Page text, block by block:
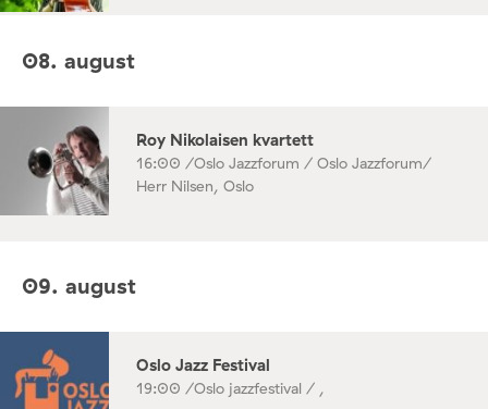
08. august
Roy Nikolaisen kvartett
16:00 /Oslo Jazzforum / Oslo Jazzforum/
Herr Nilsen, Oslo
09. august
Oslo Jazz Festival
19:00 /Oslo jazzfestival / ,